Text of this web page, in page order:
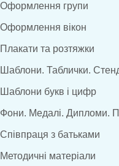
Оформлення групи
Оформлення вікон
Плакати та розтяжки
Шаблони. Таблички.
Шаблони букв і цифр
Фони. Медалі. Дипломи.
Співпраця з батьками
Методичні матеріали